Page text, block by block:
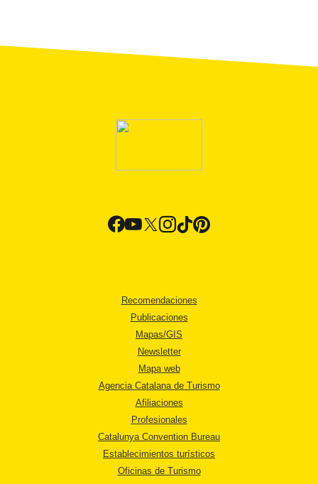
Recomendaciones
Publicaciones
Mapas/GIS
Newsletter
Mapa web
Agencia Catalana de Turismo
Afiliaciones
Profesionales
Catalunya Convention Bureau
Establecimientos turísticos
Oficinas de Turismo